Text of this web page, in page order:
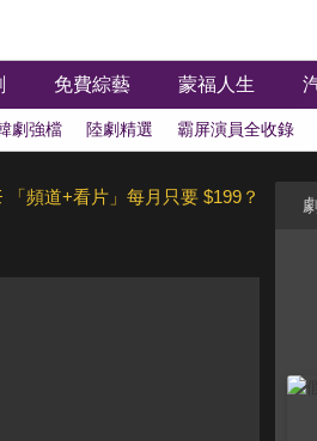
免費綜藝 蒙福人生
劇強檔 陸劇精選 霸屏演員全收錄
「頻道+看片」每月只要 $199？